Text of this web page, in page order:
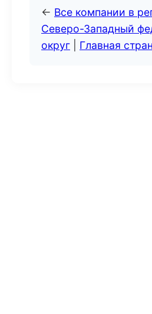
← Все компании в
Северо-Западный
округ
Главная